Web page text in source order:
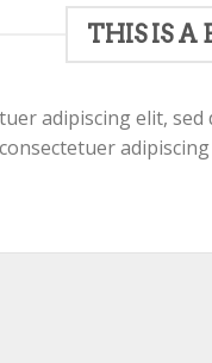
THIS IS A
adipiscing elit,